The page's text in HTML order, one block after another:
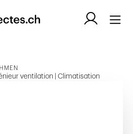
ventilation | Climatisation